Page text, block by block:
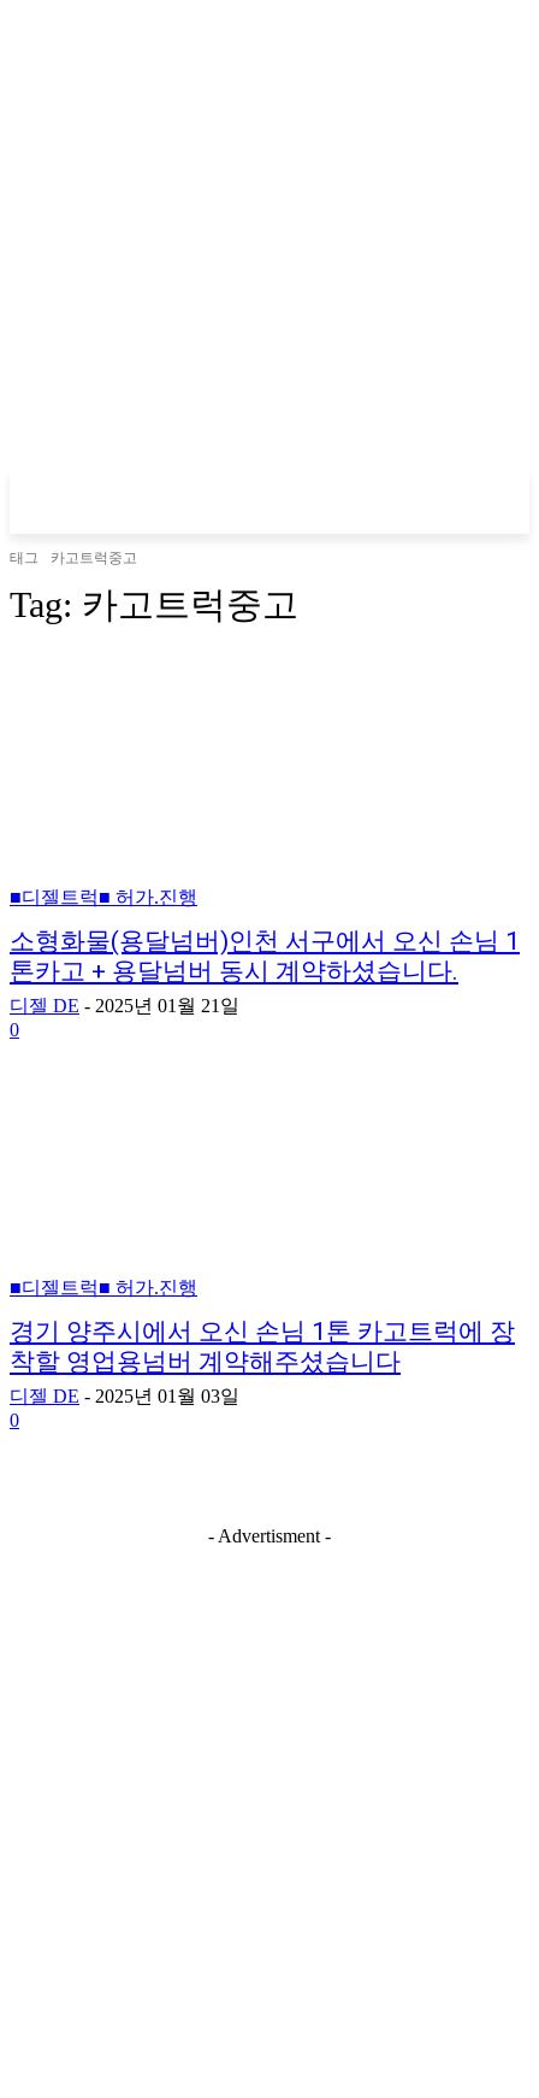
태그 카고트럭중고
Tag: 카고트럭중고
■디젤트럭■ 허가.진행
소형화물(용달넘버)인천 서구에서 오신 손님 1
톤카고 + 용달넘버 동시 계약하셨습니다.
디젤 DE - 2025년 01월 21일
0
■디젤트럭■ 허가.진행
경기 양주시에서 오신 손님 1톤 카고트럭에 장
착할 영업용넘버 계약해주셨습니다
디젤 DE - 2025년 01월 03일
0
- Advertisment -